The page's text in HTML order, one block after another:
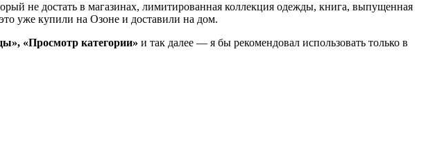
не достать в магазинах, лимитированная коллекция одежды, книга, выпущенная
уже купили на Озоне и доставили на дом.
«Просмотр категории» и так далее — я бы рекомендовал использовать только в